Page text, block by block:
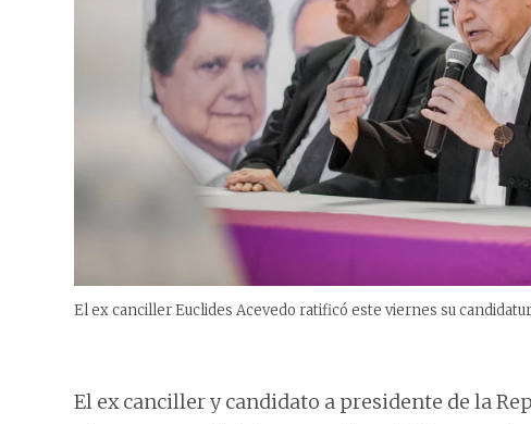
El ex canciller Euclides Acevedo ratificó este viernes su
El ex canciller y candidato a presidente de la